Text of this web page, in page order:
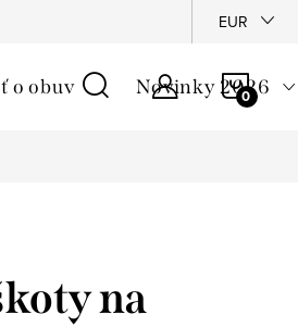
Ochrana osobných
EUR
o obuv Novinky 2026
na